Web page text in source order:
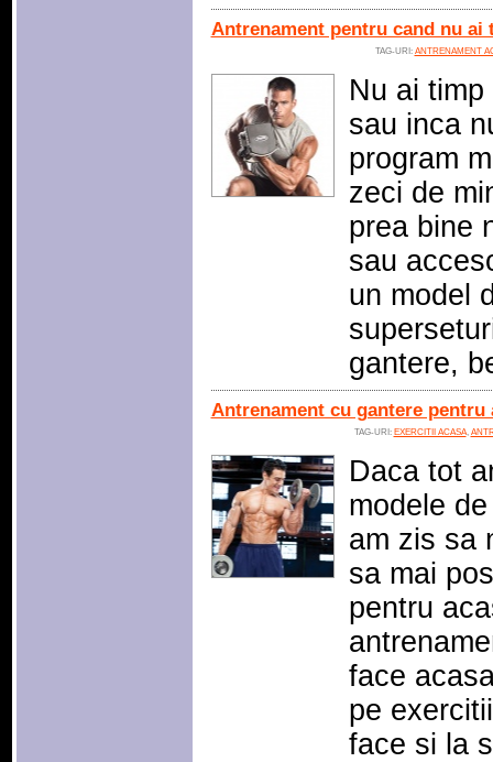
Antrenament pentru cand nu
TAG-URI: ANTRENAMENT
Nu ai
sau inca
program
zeci de
prea bine
sau
un model
gantere,
Antrenament cu gantere pentru
TAG-URI: EXERCITII ACASA,
Daca tot
modele
am zis sa
sa mai
pentru
face
pe
face si la